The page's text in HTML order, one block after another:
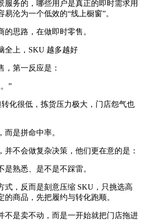
服务的，哪些用户是真正的即时需求用
易沦为一个低效的“线上橱窗”。
思路，在做即时零售。
全上，SKU 越多越好
，第一反应是：
”
化很低，拣货压力极大，门店怨气也
而是拼命中率。
并不会做复杂决策，他们更在意的是：
熟悉、是不是不踩雷。
式，反而是刻意压缩 SKU，只挑选高
的商品，先把履约与转化跑顺。
不是卖不动，而是一开始就把门店拖进